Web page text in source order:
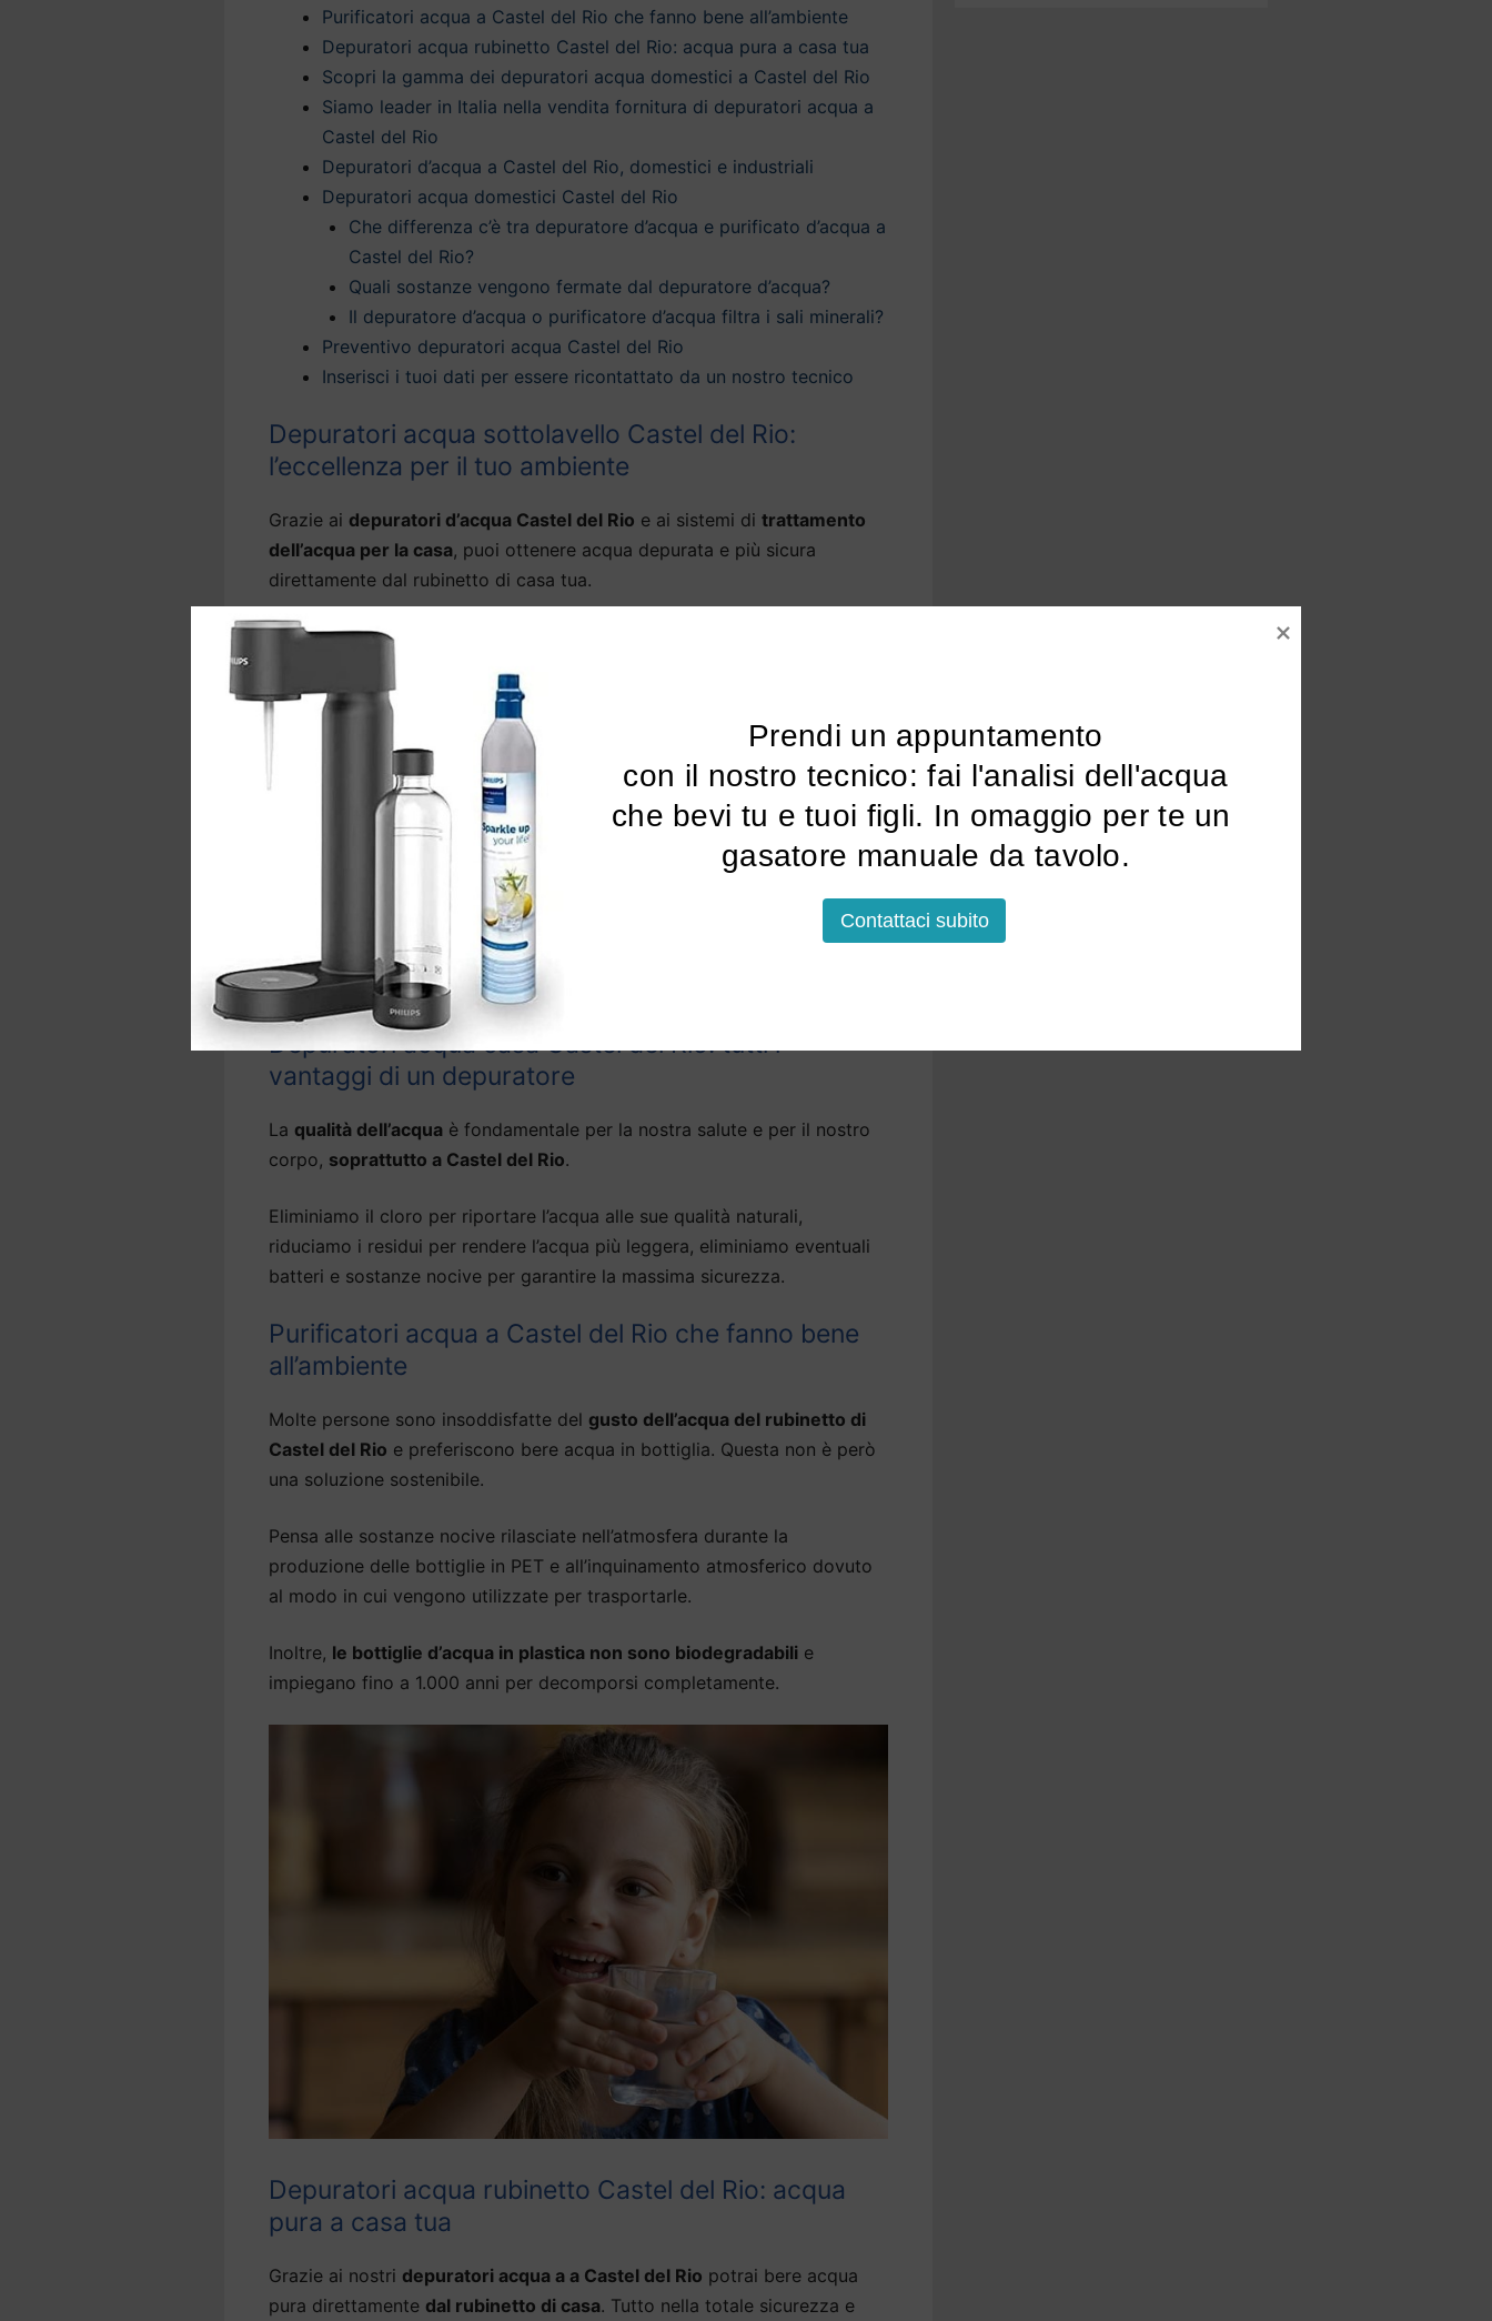
Purificatori acqua a Castel del Rio che fanno bene all’ambiente
Depuratori acqua rubinetto Castel del Rio: acqua pura a casa tua
Scopri la gamma dei depuratori acqua domestici a Castel del Rio
Siamo leader in Italia nella vendita fornitura di depuratori acqua a
Castel del Rio
Depuratori d’acqua a Castel del Rio, domestici e industriali
Depuratori acqua domestici Castel del Rio
Che differenza c’è tra depuratore d’acqua e purificato d’acqua a
Castel del Rio?
Quali sostanze vengono fermate dal depuratore d’acqua?
Il depuratore d’acqua o purificatore d’acqua filtra i sali minerali?
Preventivo depuratori acqua Castel del Rio
Inserisci i tuoi dati per essere ricontattato da un nostro tecnico
Depuratori acqua sottolavello Castel del Rio:
l’eccellenza per il tuo ambiente
Grazie ai depuratori d’acqua Castel del Rio e ai sistemi di trattamento
dell’acqua per la casa, puoi ottenere acqua depurata e più sicura
direttamente dal rubinetto di casa tua.
La nostra tecnologia offre una vasta gamma di sistemi di
del rubinetto, eliminando l’odore del cloro e ogni traccia di sostanze
nocive come arsenico, metalli pesanti, pfas, piombo e pesticidi.
Alcuni modelli didepuratori per acqua di rubinetto a Castel del Riosono
in grado anche di abbattere i residui fissi, rendendo l’acqua più leggera.
La gamma comprende anche soluzioni che erogano, tramite il depuratore
d’acqua precedentemente installato, acqua frizzante, fredda o bollente.
In base al sistema,l’installazione a Castel del Rio
sotto il lavello e, per alcuni modelli, anche sotto la base della cucina.
Depuratori acqua casa Castel del Rio: tutti i
vantaggi di un depuratore
La qualità dell’acqua è fondamentale per la nostra salute e per il nostro
corpo, soprattutto a Castel del Rio.
Eliminiamo il cloro per riportare l’acqua alle sue qualità naturali,
riduciamo i residui per rendere l’acqua più leggera, eliminiamo eventuali
batteri e sostanze nocive per garantire la massima sicurezza.
Purificatori acqua a Castel del Rio che fanno bene
all’ambiente
Molte persone sono insoddisfatte del gusto dell’acqua del rubinetto di
Castel del Rio e preferiscono bere acqua in bottiglia. Questa non è però
una soluzione sostenibile.
Pensa alle sostanze nocive rilasciate nell’atmosfera durante la
produzione delle bottiglie in PET e all’inquinamento atmosferico dovuto
al modo in cui vengono utilizzate per trasportarle.
Inoltre, le bottiglie d’acqua in plastica non sono biodegradabili e
impiegano fino a 1.000 anni per decomporsi completamente.
Depuratori acqua rubinetto Castel del Rio: acqua
pura a casa tua
Grazie ai nostri depuratori acqua a a Castel del Rio potrai bere acqua
pura direttamente dal rubinetto di casa. Tutto nella totale sicurezza e
Prendi un appuntamento
che bevi tu e tuoi figli. In omaggio per te un
gasatore manuale da tavolo.
Contattaci subito